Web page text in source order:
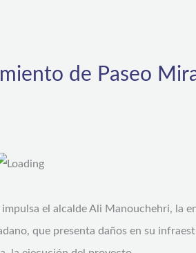
de Paseo
el alcalde Ali Manouchehri, la
que presenta daños en su